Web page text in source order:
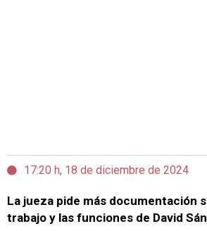
17:20 h, 18 de diciembre de 2024
La jueza pide más documentación
trabajo y las funciones de David